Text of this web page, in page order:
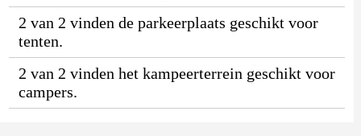
2 van 2 vinden de parkeerplaats geschikt voor
tenten.
2 van 2 vinden het kampeerterrein geschikt voor
campers.